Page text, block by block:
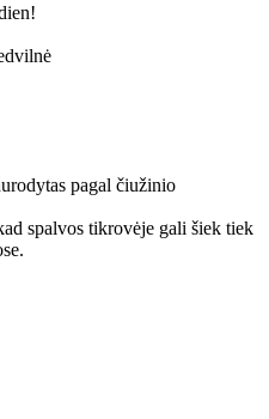
pagal čiužinio
spalvos tikrovėje gali šiek tiek